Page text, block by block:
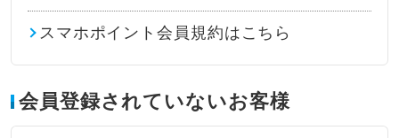
スマホポイント会員規約はこちら
会員登録されていないお客様